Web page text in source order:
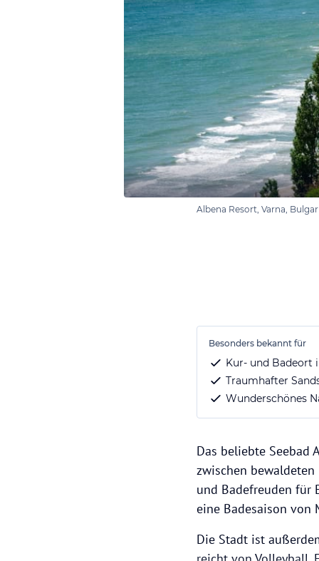
Albena Resort, Varna,
Besonders bekannt für
Kur- und Badeort
Traumhafter
Wunderschönes
Das beliebte
zwischen
und Badefreuden für
eine Badesaison von
Die Stadt ist